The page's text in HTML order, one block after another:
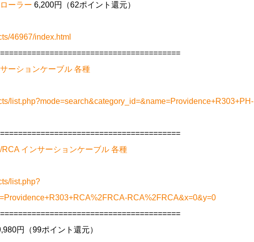
ーラー 6,200円（62ポイント還元）
46967/index.html
ーションケーブル 各種
list.php?mode=search&category_id=&name=Providence+R303+PH-
インサーションケーブル 各種
list.php?
RCA%2FRCA&x=0&y=0
円（99ポイント還元）